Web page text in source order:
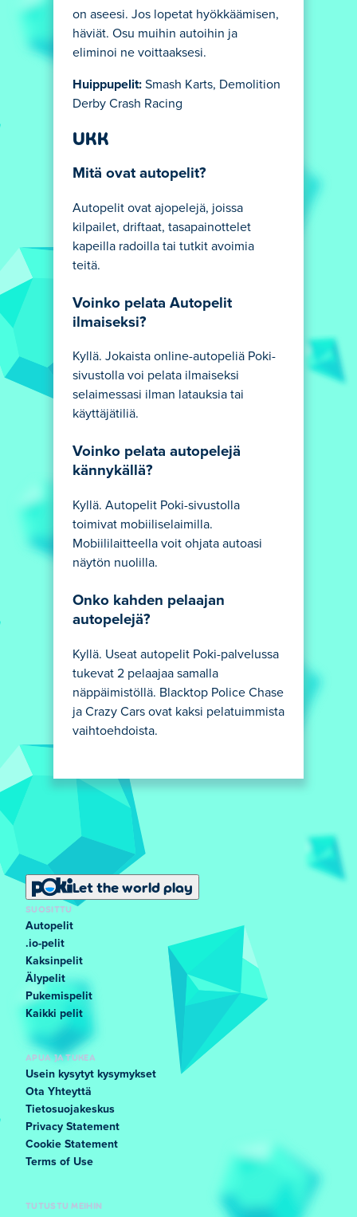
on aseesi. Jos lopetat hyökkäämisen,
häviät. Osu muihin autoihin ja
eliminoi ne voittaaksesi.
Huippupelit: Smash Karts, Demolition
Derby Crash Racing
UKK
Mitä ovat autopelit?
Autopelit ovat ajopelejä, joissa
kilpailet, driftaat, tasapainottelet
kapeilla radoilla tai tutkit avoimia
teitä.
Voinko pelata Autopelit
ilmaiseksi?
Kyllä. Jokaista online-autopeliä Poki-
sivustolla voi pelata ilmaiseksi
selaimessasi ilman latauksia tai
käyttäjätiliä.
Voinko pelata autopelejä
kännykällä?
Kyllä. Autopelit Poki-sivustolla
toimivat mobiiliselaimilla.
Mobiililaitteella voit ohjata autoasi
näytön nuolilla.
Onko kahden pelaajan
autopelejä?
Kyllä. Useat autopelit Poki-palvelussa
tukevat 2 pelaajaa samalla
näppäimistöllä. Blacktop Police Chase
ja Crazy Cars ovat kaksi pelatuimmista
vaihtoehdoista.
Let the world play
SUOSITTU
Autopelit
.io-pelit
Kaksinpelit
Älypelit
Pukemispelit
Kaikki pelit
APUA JA TUKEA
Usein kysytyt kysymykset
Ota Yhteyttä
Tietosuojakeskus
Privacy Statement
Cookie Statement
Terms of Use
TUTUSTU MEIHIN